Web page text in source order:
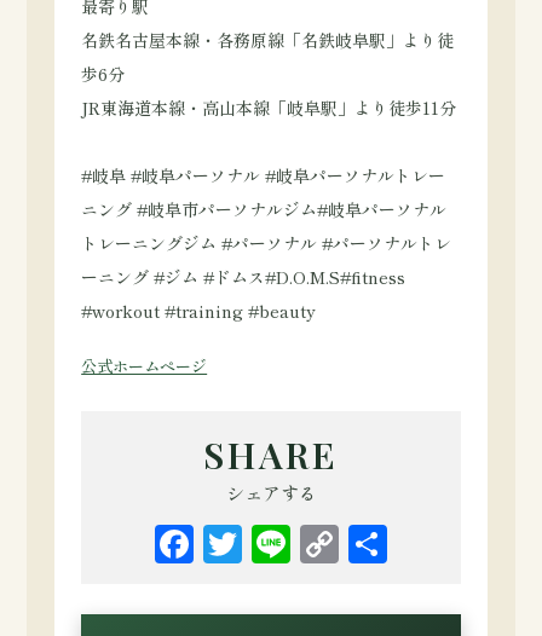
最寄り駅
名鉄名古屋本線・各務原線「名鉄岐阜駅」より徒
歩6分
JR東海道本線・高山本線「岐阜駅」より徒歩11分
#岐阜 #岐阜パーソナル #岐阜パーソナルトレー
ニング #岐阜市パーソナルジム#岐阜パーソナル
トレーニングジム #パーソナル #パーソナルトレ
ーニング #ジム #ドムス#D.O.M.S#fitness
#workout #training #beauty
公式ホームページ
SHARE
シェアする
Facebook
Twitter
LineCopy
Link